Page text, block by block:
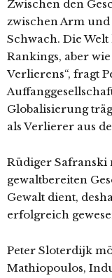
Zwischen den
zwischen Arm
Schwach. Die
Rankings, aber
Verlierens“, fragt
Globalisierung
als Verlierer aus
Rüdiger Safranski
gewaltbereiten
Gewalt dient,
erfolgreich
Peter Sloterdijk
Mathiopoulos,